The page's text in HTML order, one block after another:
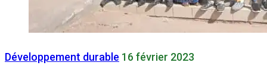
Développement durable 16 février 2023